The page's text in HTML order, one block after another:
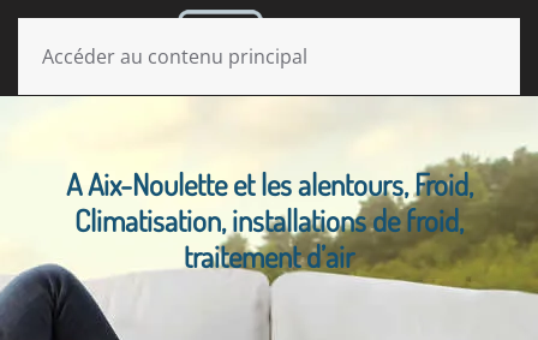
Accéder au contenu principal
A Aix-Noulette et les alentours, Froid,
Climatisation, installations de froid,
traitement d’air